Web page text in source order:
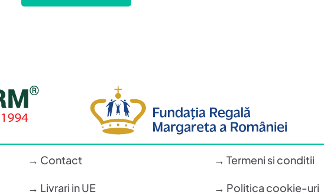
→ Contact
→ Livrari in UE
→ Termeni si conditii
→ Politica cookie-uri